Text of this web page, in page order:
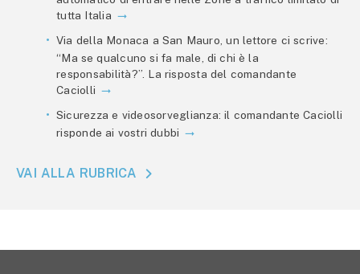
tutta Italia
Via della Monaca a San Mauro, un lettore ci scrive:
“Ma se qualcuno si fa male, di chi è la
responsabilità?”. La risposta del comandante
Caciolli
Sicurezza e videosorveglianza: il comandante Caciolli
risponde ai vostri dubbi
VAI ALLA RUBRICA